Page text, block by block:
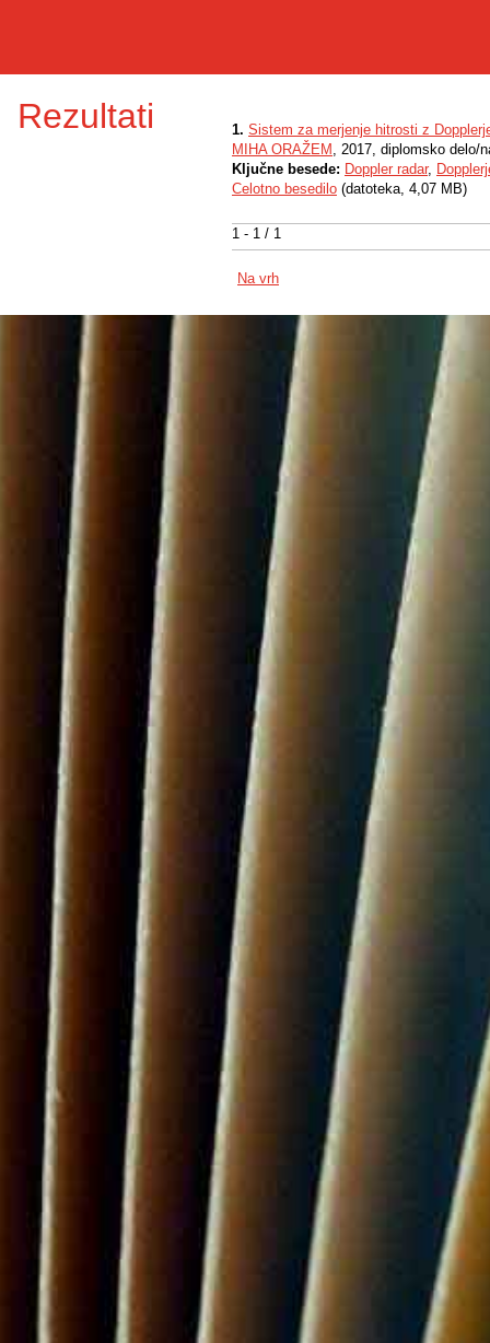
Rezultati
1 - 1 / 1
1. Sistem za merjenje hitrosti z
MIHA ORAŽEM , 2017, diplomsko delo/
Ključne besede: Doppler radar,
Celotno besedilo (datoteka, 4,07 MB)
Na vrh